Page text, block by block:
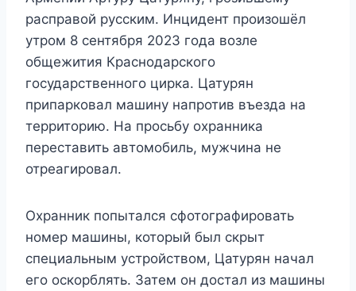
расправой русским. Инцидент произошёл
утром 8 сентября 2023 года возле
общежития Краснодарского
государственного цирка. Цатурян
припарковал машину напротив въезда на
территорию. На просьбу охранника
переставить автомобиль, мужчина не
отреагировал.
Охранник попытался сфотографировать
номер машины, который был скрыт
специальным устройством, Цатурян начал
его оскорблять. Затем он достал из машины